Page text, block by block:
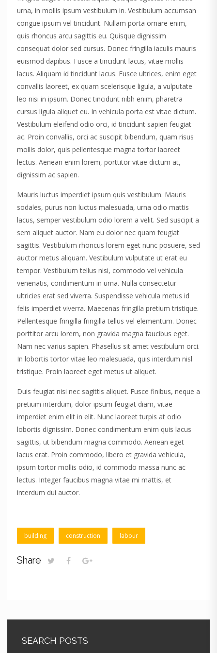
urna, in mollis ipsum vestibulum in. Vestibulum accumsan
congue ipsum vel tincidunt. Nullam porta ornare enim,
quis rhoncus arcu sagittis eu. Quisque dignissim
consequat dolor sed cursus. Donec fringilla iaculis mauris
euismod dapibus. Fusce a tincidunt lacus, vitae mollis
lacus. Aliquam id tincidunt lacus. Fusce ultrices, enim eget
convallis laoreet, ex quam scelerisque ligula, a vulputate
leo nisi in ipsum. Donec tincidunt nibh enim, pharetra
cursus ligula aliquet eu. In vehicula porta est vitae dictum.
Vestibulum eleifend odio orci, id tincidunt sapien feugiat
ac. Proin convallis, orci ac suscipit bibendum, quam risus
mollis dolor, quis pellentesque magna tortor laoreet
lectus. Aenean enim lorem, porttitor vitae dictum at,
dignissim ac sapien.
Mauris luctus imperdiet ipsum quis vestibulum. Mauris
sodales, purus non luctus malesuada, urna odio mattis
lacus, semper vestibulum odio lorem a velit. Sed suscipit a
sem aliquet auctor. Nam eu dolor nec quam feugiat
sagittis. Vestibulum rhoncus lorem eget nunc posuere, sed
auctor metus aliquam. Vestibulum vulputate ut erat eu
tempor. Vestibulum tellus nisi, commodo vel vehicula
venenatis, condimentum in urna. Nulla consectetur
ultricies erat sed viverra. Suspendisse vehicula metus id
felis imperdiet viverra. Maecenas fringilla pretium tristique.
Pellentesque fringilla fringilla tellus vel elementum. Donec
porttitor arcu lorem, non gravida magna faucibus eget.
Nam nec varius sapien. Phasellus sit amet vestibulum orci.
In lobortis tortor vitae leo malesuada, quis interdum nisl
tristique. Proin laoreet eget metus ut aliquet.
Duis feugiat nisi nec sagittis aliquet. Fusce finibus, neque a
pretium interdum, dolor ipsum feugiat diam, vitae
imperdiet enim elit in elit. Nunc laoreet turpis at odio
lobortis dignissim. Donec condimentum enim quis lacus
sagittis, ut bibendum magna commodo. Aenean eget
lacus erat. Proin commodo, libero et gravida vehicula,
ipsum tortor mollis odio, id commodo massa nunc ac
lectus. Integer faucibus magna vitae mi mattis, et
interdum dui auctor.
building construction labour
Share
SEARCH POSTS